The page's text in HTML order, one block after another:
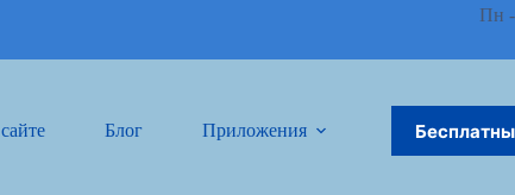
Пн -
Блог Приложения Связаться